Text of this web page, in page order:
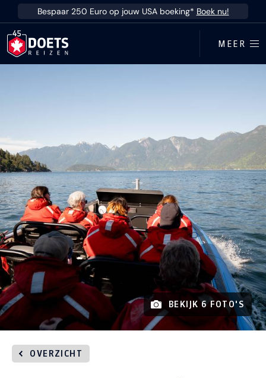
Ga direct naar inhoud
Bespaar 250 Euro op jouw USA boeking* Boek nu!
MEER
BEKIJK 6 FOTO'S
OVERZICHT